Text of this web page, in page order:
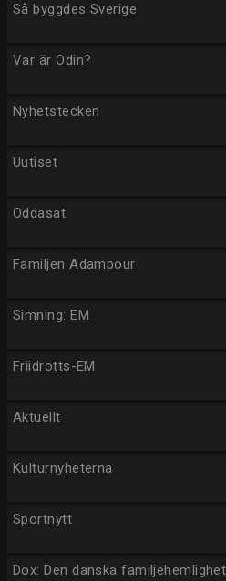
Så byggdes Sverige
Var är Odin?
Nyhetstecken
Uutiset
Oddasat
Familjen Adampour
Simning: EM
Friidrotts-EM
Aktuellt
Kulturnyheterna
Sportnytt
Dox: Den danska